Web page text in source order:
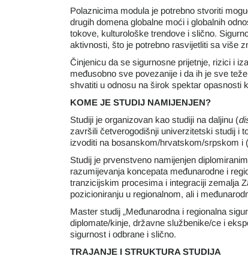
Polaznicima modula je potrebno stvoriti
drugih domena globalne moći i globalnih
tokove, kulturološke trendove i slično.
aktivnosti, što je potrebno rasvijetliti sa više
Činjenicu da se sigurnosne prijetnje, rizici i
međusobno sve povezanije i da ih je sve
shvatiti u odnosu na širok spektar opasnosti
KOME JE STUDIJ NAMIJENJEN?
Studiji je organizovan kao studiji na daljinu (
završili četverogodišnji univerzitetski studij i
izvoditi na bosanskom/hrvatskom/srpskom i
Studij je prvenstveno namijenjen
razumijevanja koncepata međunarodne i
tranzicijskim procesima i integraciji zemalja
pozicioniranju u regionalnom, ali i
Master studij „Međunarodna i regionalna
diplomate/kinje, državne službenike/ce i
sigurnost i odbrane i slično.
TRAJANJE I STRUKTURA STUDIJA